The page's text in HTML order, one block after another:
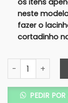
neste
fazer o
cortadinho
Caixa Avulsa
PEDIR